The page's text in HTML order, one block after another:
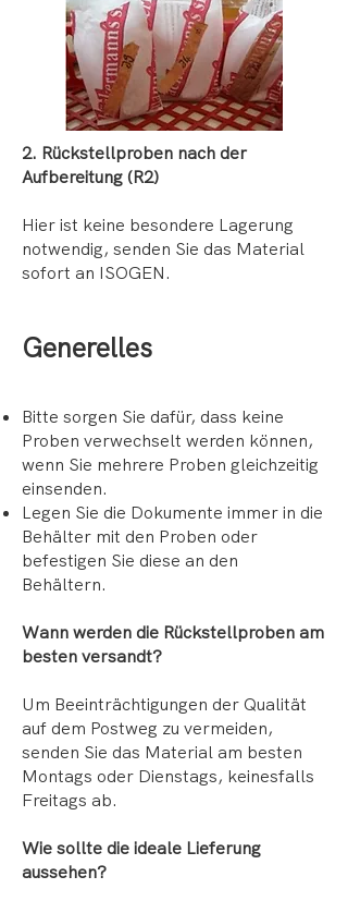
2. Rückstellproben nach der
Aufbereitung (R2)
Hier ist keine besondere Lagerung
notwendig, senden Sie das Material
sofort an ISOGEN.
Generelles
Bitte sorgen Sie dafür, dass keine
Proben verwechselt werden können,
wenn Sie mehrere Proben gleichzeitig
einsenden.
Legen Sie die Dokumente immer in die
Behälter mit den Proben oder
befestigen Sie diese an den
Behältern.
Wann werden die Rückstellproben am
besten versandt?
Um Beeinträchtigungen der Qualität
auf dem Postweg zu vermeiden,
senden Sie das Material am besten
Montags oder Dienstags, keinesfalls
Freitags ab.
Wie sollte die ideale Lieferung
aussehen?